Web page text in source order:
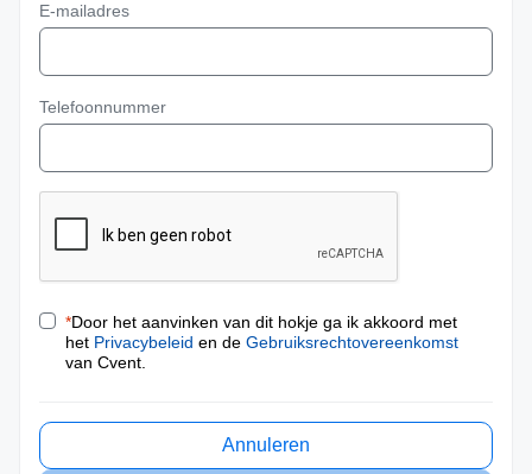
E-mailadres
Telefoonnummer
*Door het aanvinken van dit hokje ga ik akkoord met
het Privacybeleid en de Gebruiksrechtovereenkomst
van Cvent.
Annuleren